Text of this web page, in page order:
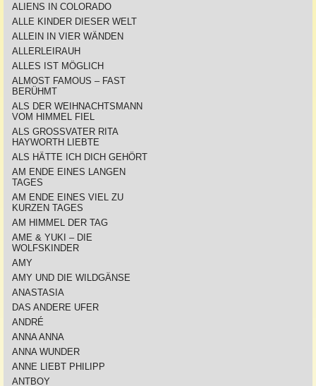
ALIENS IN COLORADO
ALLE KINDER DIESER WELT
ALLEIN IN VIER WÄNDEN
ALLERLEIRAUH
ALLES IST MÖGLICH
ALMOST FAMOUS – FAST
BERÜHMT
ALS DER WEIHNACHTSMANN
VOM HIMMEL FIEL
ALS GROSSVATER RITA
HAYWORTH LIEBTE
ALS HÄTTE ICH DICH GEHÖRT
AM ENDE EINES LANGEN
TAGES
AM ENDE EINES VIEL ZU
KURZEN TAGES
AM HIMMEL DER TAG
AME & YUKI – DIE
WOLFSKINDER
AMY
AMY UND DIE WILDGÄNSE
ANASTASIA
DAS ANDERE UFER
ANDRÉ
ANNA ANNA
ANNA WUNDER
ANNE LIEBT PHILIPP
ANTBOY